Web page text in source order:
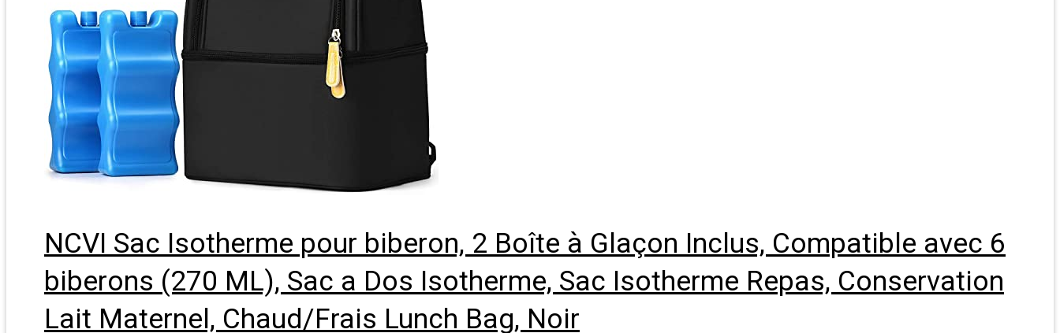
NCVI Sac Isotherme pour biberon, 2 Boîte à Glaçon Inclus, Compatible avec 6
biberons (270 ML), Sac a Dos Isotherme, Sac Isotherme Repas, Conservation
Lait Maternel, Chaud/Frais Lunch Bag, Noir